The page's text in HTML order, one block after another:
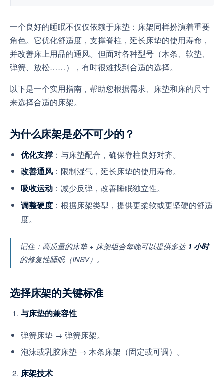
一个良好的睡眠不仅仅依赖于床垫：床架同样扮演着重要
角色。它优化舒适度，支撑脊柱，延长床垫的使用寿命，
并改善床上用品的通风。但面对各种型号（木条、软垫、
弹簧、放松……），有时很难找到合适的选择。
以下是一个实用指南，帮助您根据需求、床垫和床的尺寸
来选择合适的床架。
为什么床架是必不可少的？
优化支撑 ：与床垫配合，确保脊柱良好对齐。
改善通风 ：限制湿气，延长床垫的使用寿命。
吸收运动 ：减少反弹，改善睡眠独立性。
调整硬度 ：根据床架类型，提供更柔软或更坚硬的舒适
度。
记住：高质量的床垫 + 床架组合每晚可以提供多达 1 小时
的修复性睡眠（INSV）。
选择床架的关键标准
与床垫的兼容性
弹簧床垫 → 弹簧床架。
泡沫或乳胶床垫 → 木条床架（固定或可调）。
床架技术